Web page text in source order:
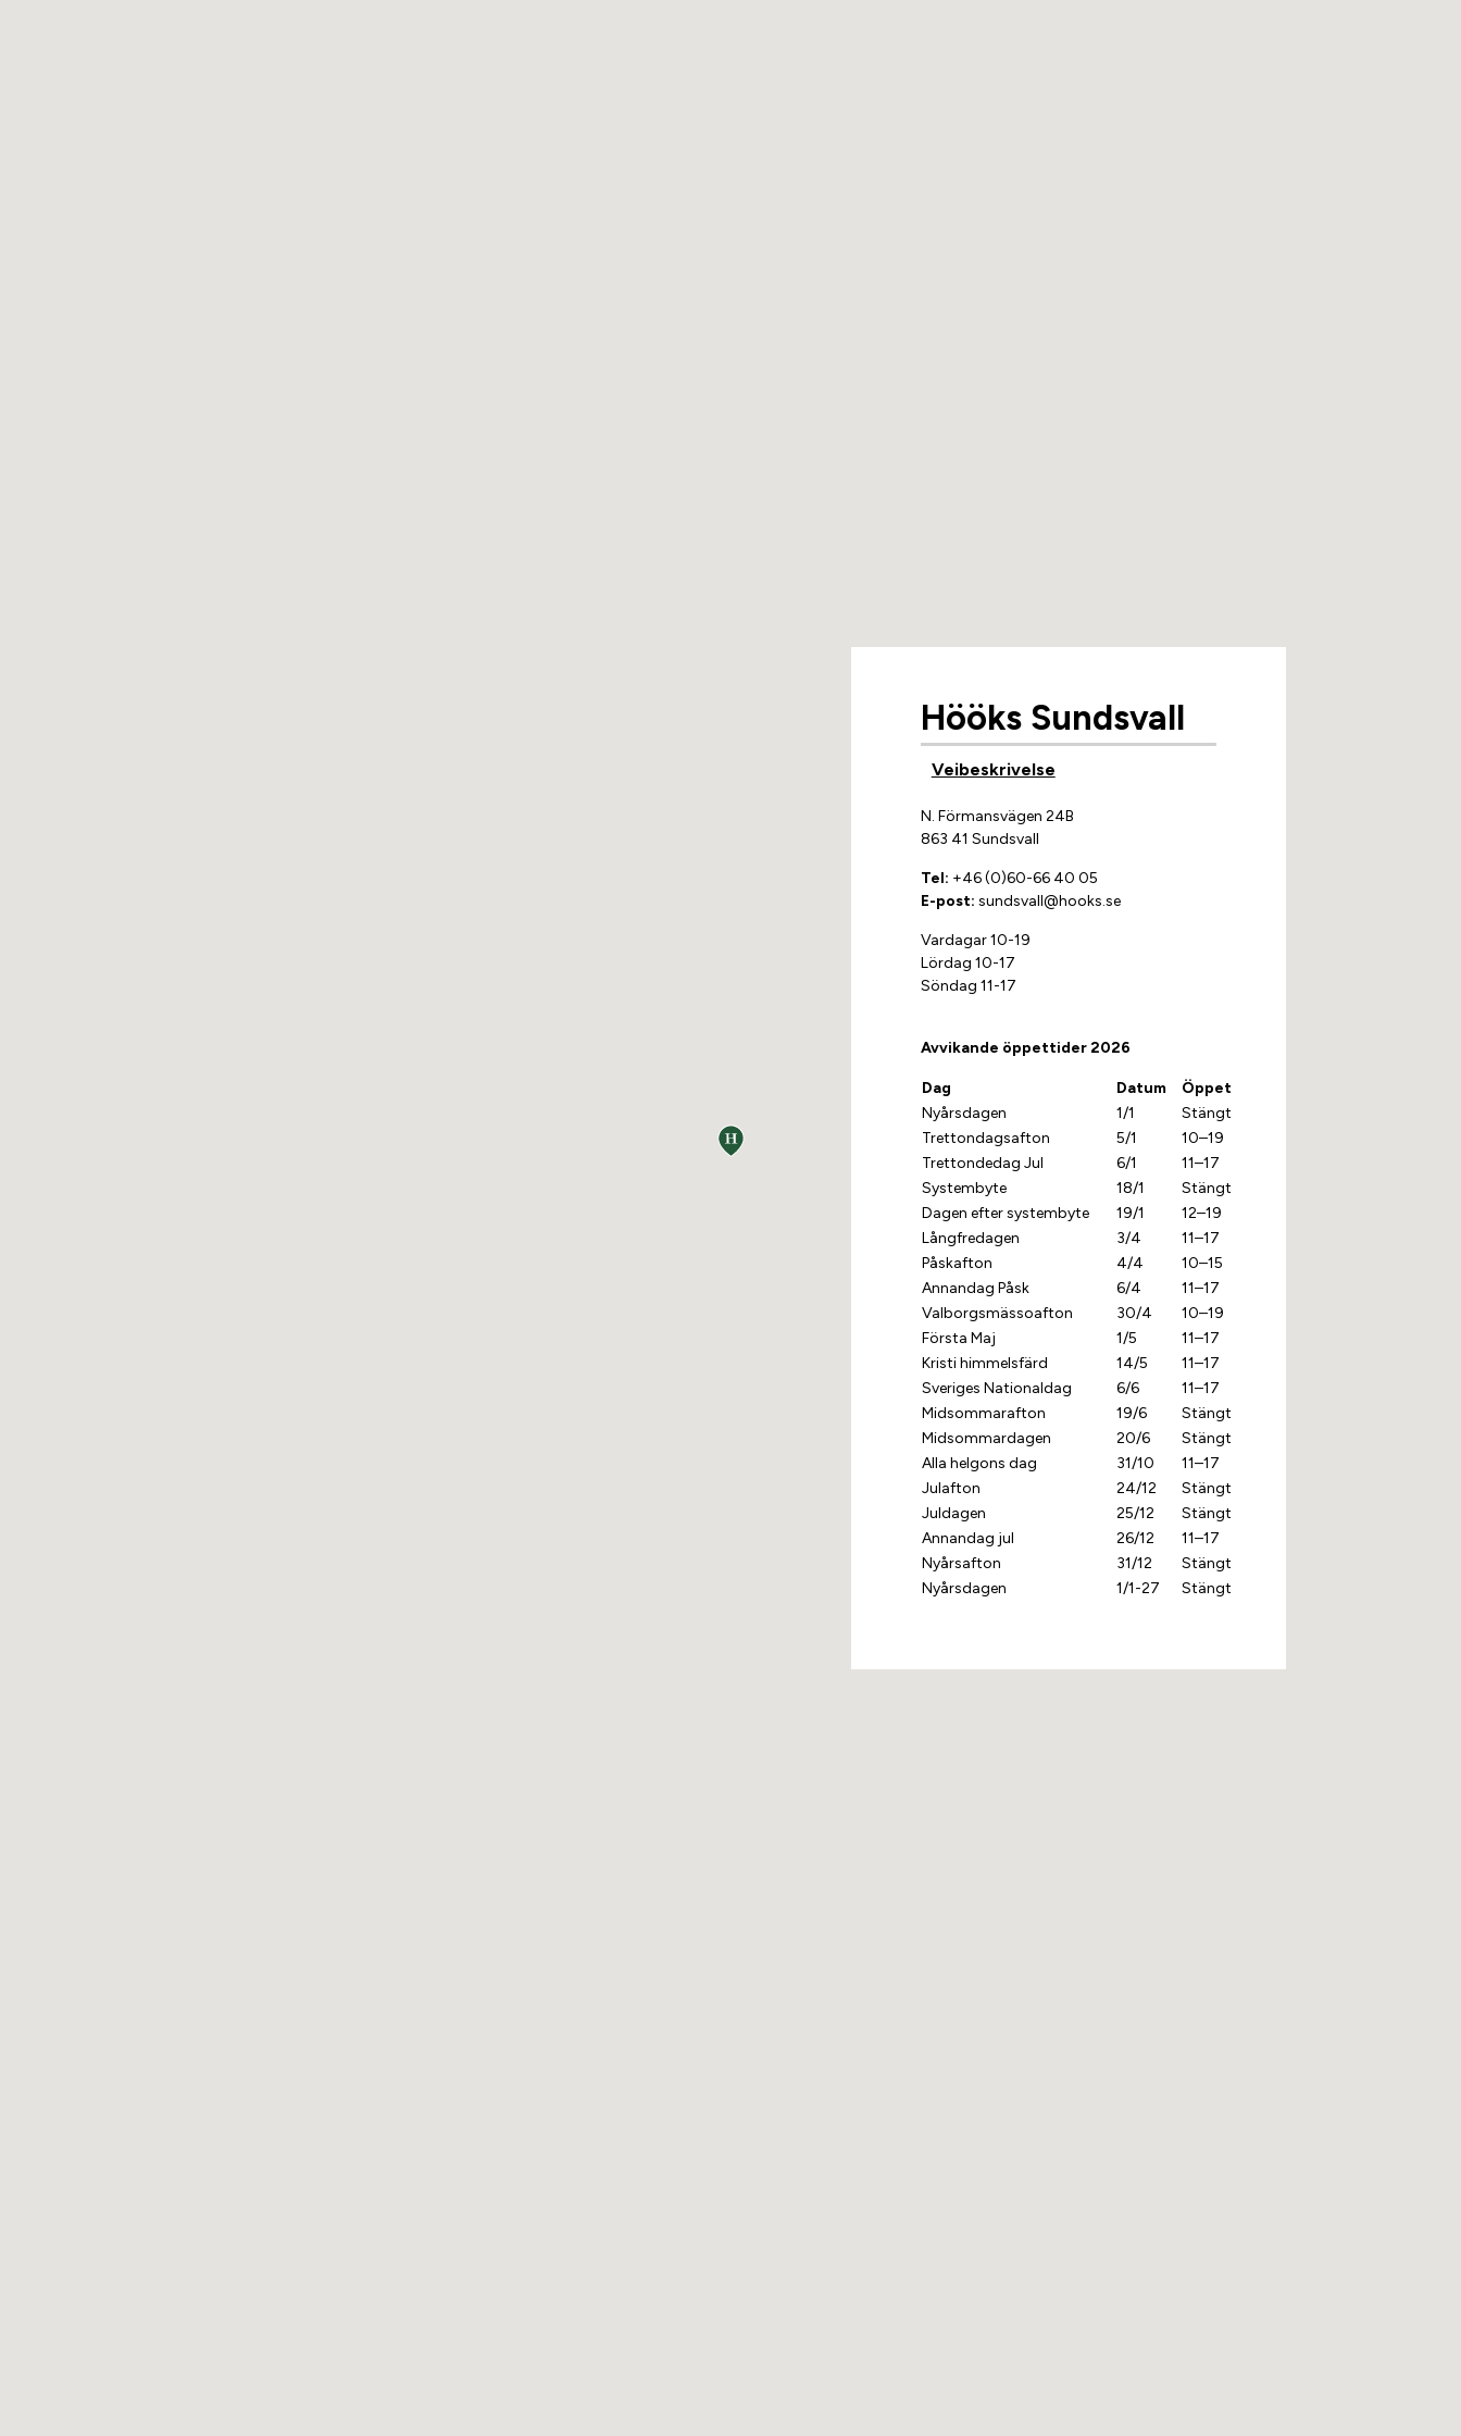
Hööks Sundsvall
Veibeskrivelse
N. Förmansvägen 24B
863 41 Sundsvall
Tel: +46 (0)60-66 40 05
E-post: sundsvall@hooks.se
Vardagar 10-19
Lördag 10-17
Söndag 11-17
Avvikande öppettider 2026
Dag Datum
Öppet
Nyårsdagen
1/1
Stängt
Trettondagsafton
5/1
10–19
Trettondedag Jul
6/1
11–17
Systembyte
18/1
Stängt
Dagen efter systembyte
19/1
12–19
Långfredagen
3/4
11–17
Påskafton
4/4
10–15
Annandag Påsk
6/4
11–17
Valborgsmässoafton
30/4
10–19
Första Maj
1/5
11–17
Kristi himmelsfärd
14/5
11–17
Sveriges Nationaldag
6/6
11–17
Midsommarafton
19/6
Stängt
Midsommardagen
20/6
Stängt
Alla helgons dag
31/10
11–17
Julafton
24/12
Stängt
Juldagen
25/12
Stängt
Annandag jul
26/12
11–17
Nyårsafton
31/12
Stängt
Nyårsdagen
1/1-27 Stängt